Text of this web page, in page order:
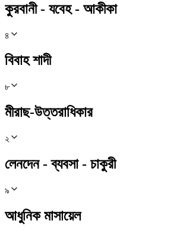
কুরবানী - যবেহ - আকীকা
৪
বিবাহ শাদী
৮
মীরাছ-উত্তরাধিকার
২
লেনদেন - ব্যবসা - চাকুরী
৯
আধুনিক মাসায়েল